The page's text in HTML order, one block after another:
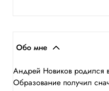
Обо мне
Андрей Новиков родился
Образование получил